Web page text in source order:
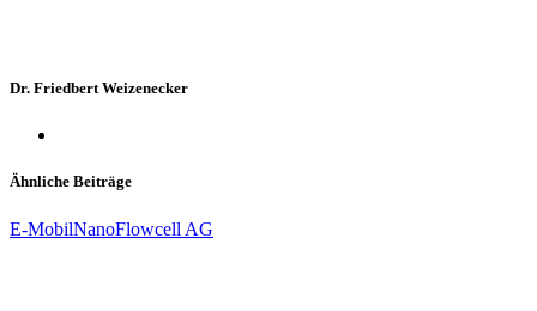
Dr. Friedbert Weizenecker
Ähnliche Beiträge
E-MobilNanoFlowcell AG